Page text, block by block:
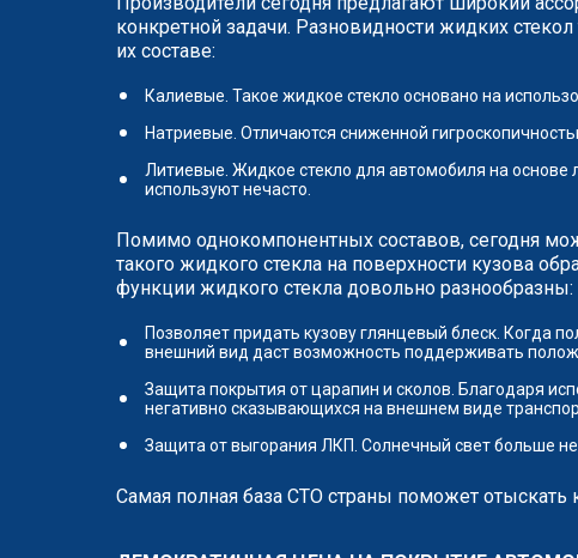
конкретной задачи. Разновидности жидких
их составе:
Калиевые. Такое жидкое стекло основано на
Натриевые. Отличаются сниженной
Литиевые. Жидкое стекло для автомобиля на
используют нечасто.
Помимо однокомпонентных составов, сегодня
такого жидкого стекла на поверхности кузова
функции жидкого стекла довольно разнообразны:
Позволяет придать кузову глянцевый блеск. Когда
внешний вид даст возможность поддерживать
Защита покрытия от царапин и сколов. Благодаря
негативно сказывающихся на внешнем виде
Защита от выгорания ЛКП. Солнечный свет больше не
Самая полная база СТО страны поможет